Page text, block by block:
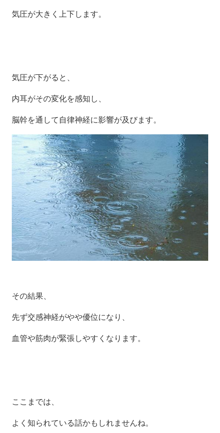
気圧が大きく上下します。
気圧が下がると、
内耳がその変化を感知し、
脳幹を通して自律神経に影響が及びます。
その結果、
先ず交感神経がやや優位になり、
血管や筋肉が緊張しやすくなります。
ここまでは、
よく知られている話かもしれませんね。